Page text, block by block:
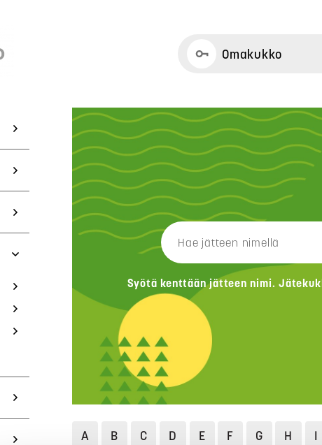
Omakukko
Syötä kenttään jätteen nimi.
A B C D E F G H I